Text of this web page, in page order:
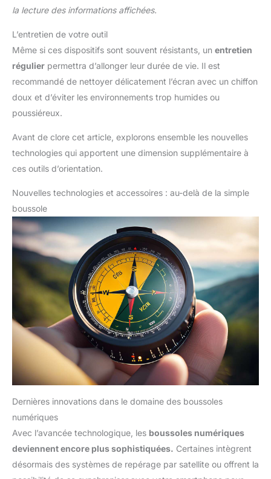
la lecture des informations affichées.
L’entretien de votre outil
Même si ces dispositifs sont souvent résistants, un entretien
régulier permettra d’allonger leur durée de vie. Il est
recommandé de nettoyer délicatement l’écran avec un chiffon
doux et d’éviter les environnements trop humides ou
poussiéreux.
Avant de clore cet article, explorons ensemble les nouvelles
technologies qui apportent une dimension supplémentaire à
ces outils d’orientation.
Nouvelles technologies et accessoires : au-delà de la simple
boussole
Dernières innovations dans le domaine des boussoles
numériques
Avec l’avancée technologique, les boussoles numériques
deviennent encore plus sophistiquées. Certaines intègrent
désormais des systèmes de repérage par satellite ou offrent la